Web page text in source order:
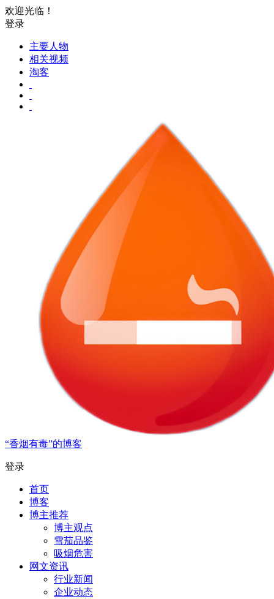
欢迎光临！
登录
主要人物
相关视频
淘客
“香烟有毒”的博客
登录
首页
博客
博主推荐
博主观点
雪茄品鉴
吸烟危害
网文资讯
行业新闻
企业动态